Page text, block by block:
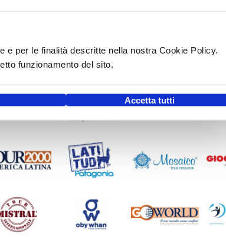
e per le finalità descritte nella nostra Cookie Policy.
funzionamento del sito.
Accetta tutti